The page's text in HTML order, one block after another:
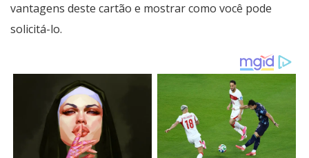
vantagens deste cartão e mostrar como você pode
solicitá-lo.